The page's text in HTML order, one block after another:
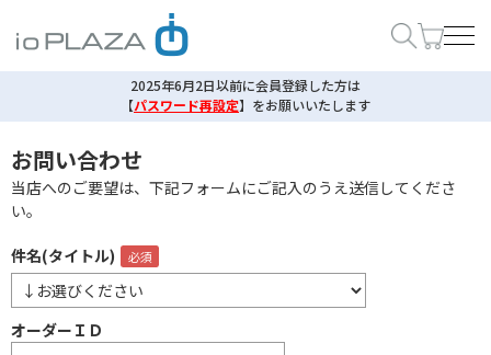
2025年6月2日以前に会員登録した方は
【パスワード再設定】 をお願いいたします
お問い合わせ
当店へのご要望は、下記フォームにご記入のうえ送信してくださ
い。
件名(タイトル)
オーダーＩＤ